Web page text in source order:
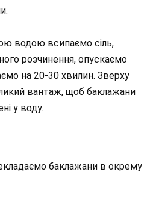
водою всипаємо сіль,
розчинення, опускаємо
на 20-30 хвилин. Зверху
вантаж, щоб баклажани
у воду.
баклажани в окрему